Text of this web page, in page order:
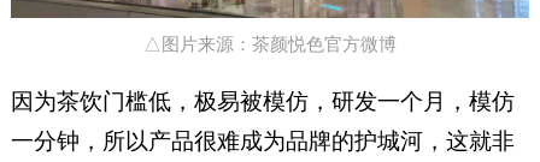
△图片来源：茶颜悦色官方微博
因为茶饮门槛低，极易被模仿，研发一个月，模仿
一分钟，所以产品很难成为品牌的护城河，这就非